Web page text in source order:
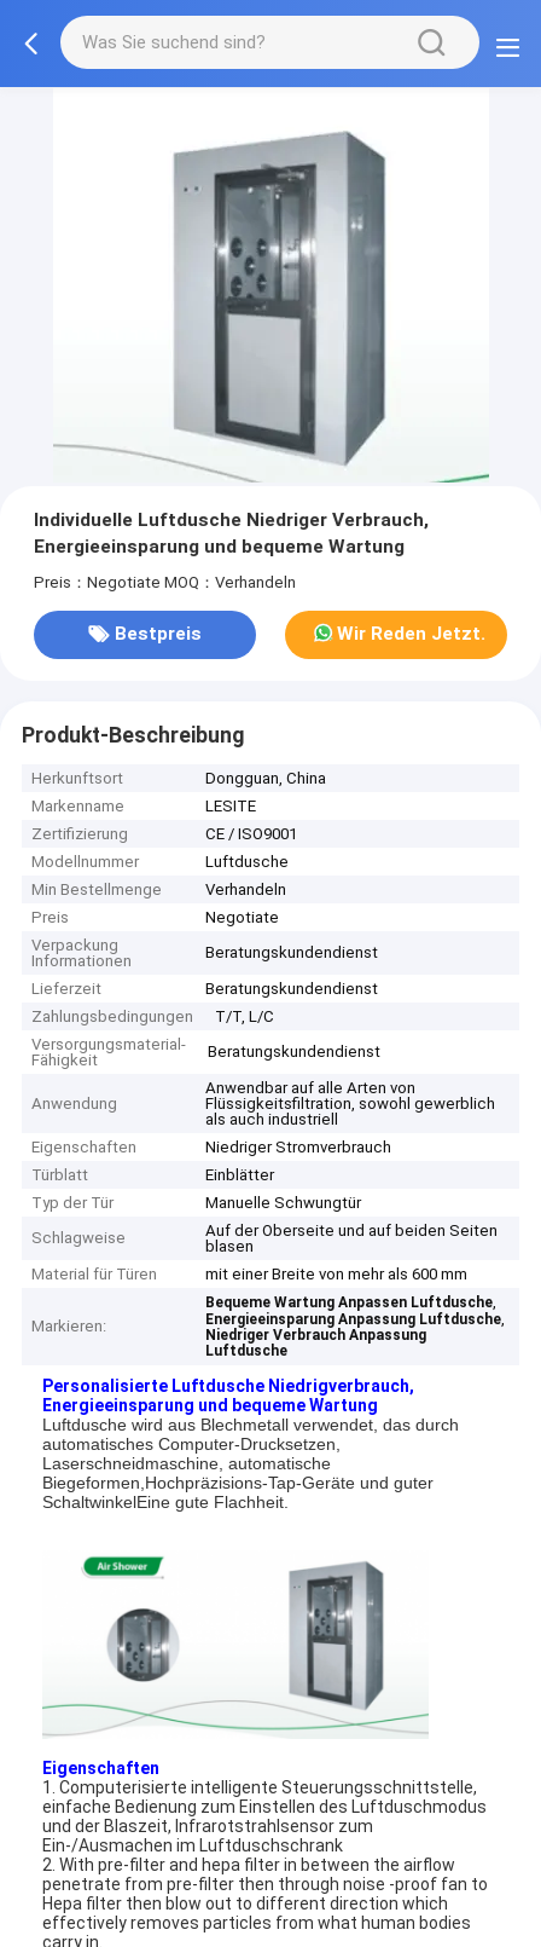
Individuelle Luftdusche Niedriger Verbrauch,
Energieeinsparung und bequeme Wartung
Preis：Negotiate MOQ：Verhandeln
Bestpreis Wir Reden Jetzt.
Produkt-Beschreibung
Herkunftsort
Dongguan, China
Markenname
LESITE
Zertifizierung
CE / ISO9001
Modellnummer
Luftdusche
Min Bestellmenge
Verhandeln
Preis
Negotiate
Verpackung
Informationen
Beratungskundendienst
Lieferzeit
Beratungskundendienst
Zahlungsbedingungen
T/T, L/C
Versorgungsmaterial-
Fähigkeit
Beratungskundendienst
Anwendung
Anwendbar auf alle Arten von
Flüssigkeitsfiltration, sowohl gewerblich
als auch industriell
Eigenschaften
Niedriger Stromverbrauch
Türblatt
Einblätter
Typ der Tür
Manuelle Schwungtür
Schlagweise
Auf der Oberseite und auf beiden Seiten
blasen
Material für Türen
mit einer Breite von mehr als 600 mm
Markieren:
Bequeme Wartung Anpassen Luftdusche,
Energieeinsparung Anpassung Luftdusche,
Niedriger Verbrauch Anpassung
Luftdusche
Personalisierte Luftdusche Niedrigverbrauch,
Energieeinsparung und bequeme Wartung
Luftdusche wird aus Blechmetall verwendet, das durch
automatisches Computer-Drucksetzen,
Laserschneidmaschine, automatische
Biegeformen,Hochpräzisions-Tap-Geräte und guter
SchaltwinkelEine gute Flachheit.
Eigenschaften
1. Computerisierte intelligente Steuerungsschnittstelle,
einfache Bedienung zum Einstellen des Luftduschmodus
und der Blaszeit, Infrarotstrahlsensor zum
Ein-/Ausmachen im Luftduschschrank
2. With pre-filter and hepa filter in between the airflow
penetrate from pre-filter then through noise -proof fan to
Hepa filter then blow out to different direction which
effectively removes particles from what human bodies
carry in.